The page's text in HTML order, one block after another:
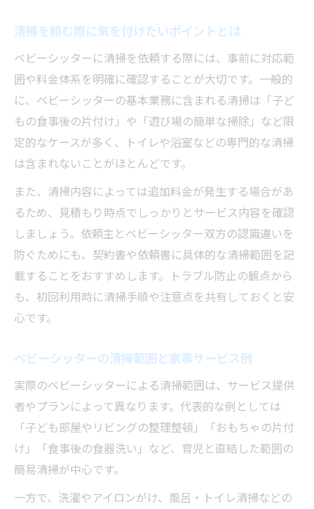
用法
副業で清掃業務も可能なベビーシッターの
魅力
ベビーシッター清掃対応の範囲と注意点
清掃対応ベビーシッターの作業範囲をチェ
家事と清掃の境界線はどこまでか解説
清掃サービス利用時のトラブル対策ポイン
ト
清掃範囲の事前確認が大切な理由とは
清掃依頼ならベビーシッターで安心サポート
清掃依頼が家庭にもたらす安心感の理由
ベビーシッター清掃サービスの安全対策と
は
清掃付きサポートで子育て家庭が助かる理
由
清掃を通じて家族の負担軽減を実現する方
法
清掃を頼む際に気を付けたいポイントとは
ベビーシッターに清掃を依頼する際には、事前に対応範
囲や料金体系を明確に確認することが大切です。一般的
に、ベビーシッターの基本業務に含まれる清掃は「子ど
もの食事後の片付け」や「遊び場の簡単な掃除」など限
定的なケースが多く、トイレや浴室などの専門的な清掃
は含まれないことがほとんどです。
また、清掃内容によっては追加料金が発生する場合があ
るため、見積もり時点でしっかりとサービス内容を確認
しましょう。依頼主とベビーシッター双方の認識違いを
防ぐためにも、契約書や依頼書に具体的な清掃範囲を記
載することをおすすめします。トラブル防止の観点から
も、初回利用時に清掃手順や注意点を共有しておくと安
心です。
ベビーシッターの清掃範囲と家事サービス例
実際のベビーシッターによる清掃範囲は、サービス提供
者やプランによって異なります。代表的な例としては
「子ども部屋やリビングの整理整頓」「おもちゃの片付
け」「食事後の食器洗い」など、育児と直結した範囲の
簡易清掃が中心です。
一方で、洗濯やアイロンがけ、風呂・トイレ清掃などの